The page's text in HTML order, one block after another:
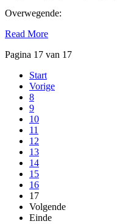
Overwegende:
Read More
Pagina 17 van 17
Start
Vorige
8
9
10
11
12
13
14
15
16
17
Volgende
Einde